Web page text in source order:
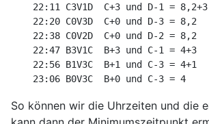
22:11 C3V1D  C+3 und D-1 =
22:20 C0V3D  C+0 und D-3 = 8,2
22:38 C0V2D  C+0 und D-2 = 8,2
22:47 B3V1C  B+3 und C-1 = 4+3
22:56 B1V3C  B+1 und C-3 = 4+1
So können wir die Uhrzeiten und die